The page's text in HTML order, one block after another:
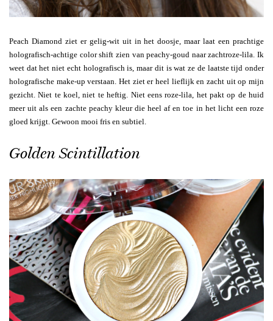
Peach Diamond ziet er gelig-wit uit in het doosje, maar laat een prachtige
holografisch-achtige color shift zien van peachy-goud naar zachtroze-lila. Ik
weet dat het niet echt holografisch is, maar dit is wat ze de laatste tijd onder
holografische make-up verstaan. Het ziet er heel lieflijk en zacht uit op mijn
gezicht. Niet te koel, niet te heftig. Niet eens roze-lila, het pakt op de huid
meer uit als een zachte peachy kleur die heel af en toe in het licht een roze
gloed krijgt. Gewoon mooi fris en subtiel.
Golden Scintillation